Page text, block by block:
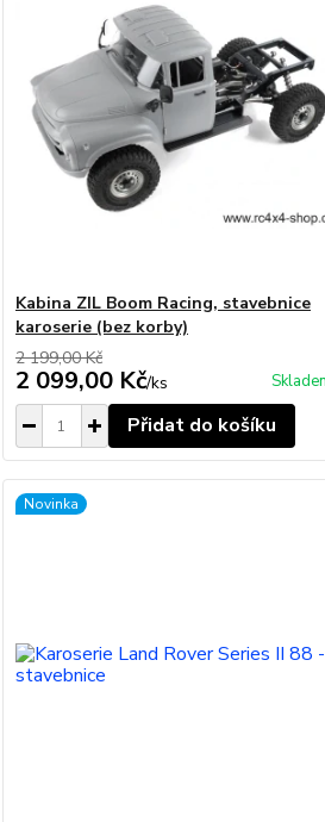
Kabina ZIL Boom Racing, stavebnice
karoserie (bez korby)
2 199,00 Kč
2 099,00 Kč/ks
Přidat do košíku
Novinka